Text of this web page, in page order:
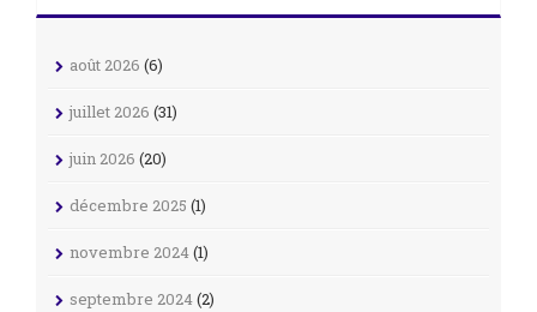
août 2026 (6)
juillet 2026 (31)
juin 2026 (20)
décembre 2025 (1)
novembre 2024(1)
septembre 2024(2)